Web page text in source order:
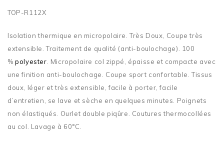
TOP-R112X
Isolation thermique en micropolaire. Très Doux, Coupe très
extensible. Traitement de qualité (anti-boulochage). 100
%polyester . Micropolaire col zippé, épaisse et compacte avec
une finition anti-boulochage. Coupe sport confortable. Tissus
doux, léger et très extensible, facile à porter, facile
d’entretien, se lave et sèche en quelques minutes. Poignets
non élastiqués. Ourlet double piqûre. Coutures thermocollées
au col. Lavage à 60°C.